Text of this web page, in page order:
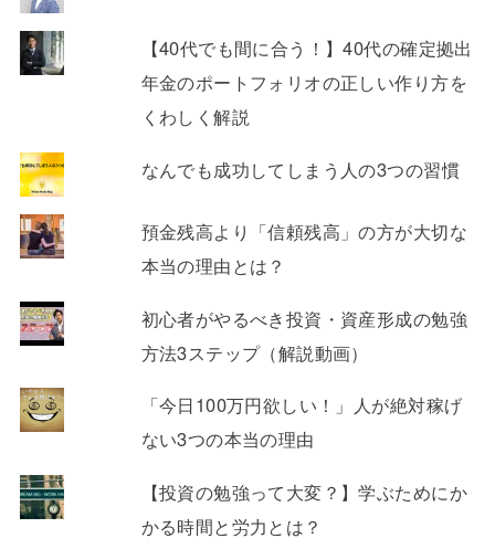
【40代でも間に合う！】40代の確定拠出
年金のポートフォリオの正しい作り方を
くわしく解説
なんでも成功してしまう人の3つの習慣
預金残高より「信頼残高」の方が大切な
本当の理由とは？
初心者がやるべき投資・資産形成の勉強
方法3ステップ（解説動画）
「今日100万円欲しい！」人が絶対稼げ
ない3つの本当の理由
【投資の勉強って大変？】学ぶためにか
かる時間と労力とは？